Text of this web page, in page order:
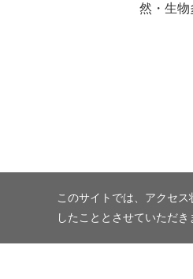
然・生物
このサイトでは、アクセ
したこととさせていただ